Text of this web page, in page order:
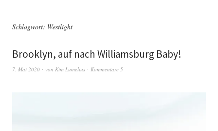
Schlagwort: Westlight
Brooklyn, auf nach Williamsburg Baby!
7. Mai 2020 von Kim Lumelius Kommentare 5